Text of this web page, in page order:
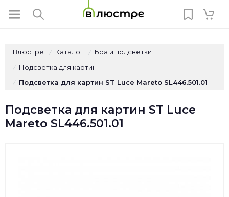
Влюстре / Каталог / Бра и подсветки
/ Подсветка для картин
/ Подсветка для картин ST Luce Mareto SL446.501.01
Подсветка для картин ST Luce
Mareto SL446.501.01